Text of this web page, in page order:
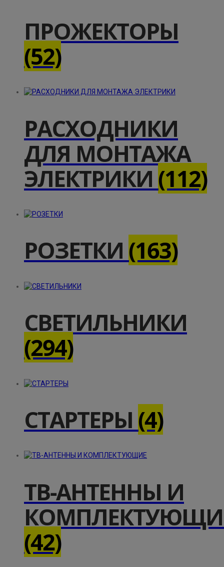
ПРОЖЕКТОРЫ
(52)
РАСХОДНИКИ
ДЛЯ МОНТАЖА
ЭЛЕКТРИКИ (112)
РОЗЕТКИ (163)
СВЕТИЛЬНИКИ
(294)
СТАРТЕРЫ (4)
ТВ-АНТЕННЫ И
(42)